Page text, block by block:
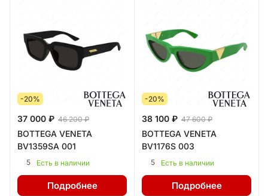
-20%
37 000 ₽ 46 200 ₽
BOTTEGA VENETA
BV1359SA 001
5 Есть в наличии
Подробнее
-20%
38 100 ₽ 47 600 ₽
BOTTEGA VENETA
BV1176S 003
5 Есть в наличии
Подробнее